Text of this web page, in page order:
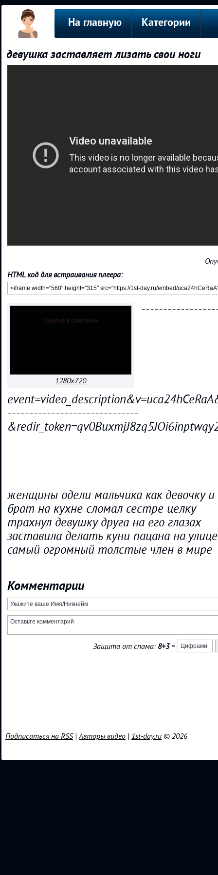
На главную Категории
девушка заставляет лизать свои ноги
HTML код для встраивания плеера:
1280x720
------------------------------
женщины одели мальчика как девочку
брат на кухне сломал сестре целку
трахнул девушку друга на его глазах
заставила делать куни пацана на улице
самый огромный толстые член в мире
Комментарии
Защита от спама: 8+3=
Подписаться на RSS|Авторы видео | 1st-day.ru © 2026